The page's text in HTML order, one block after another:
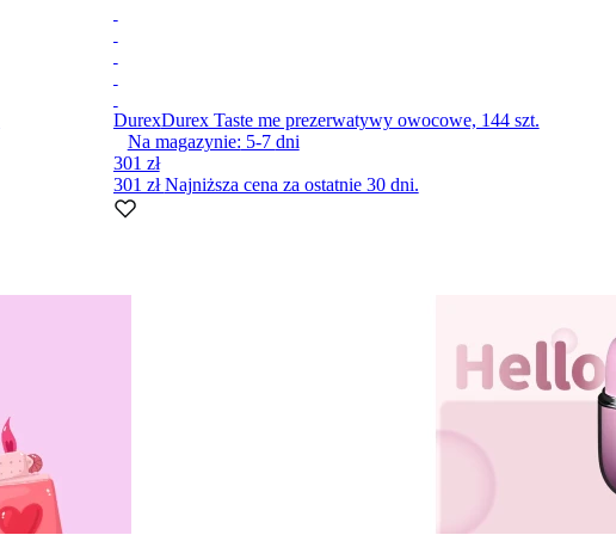
DurexDurex Taste me prezerwatywy owocowe, 144 szt.
Na magazynie: 5-7 dni
301 zł
301 złNajniższa cena za ostatnie 30 dni.